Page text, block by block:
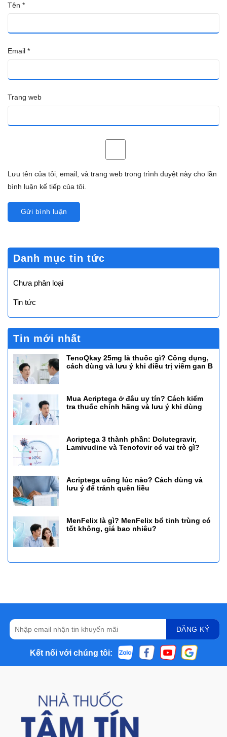
Tên *
Email *
Trang web
Lưu tên của tôi, email, và trang web trong trình duyệt này cho lần
bình luận kế tiếp của tôi.
Danh mục tin tức
Chưa phân loại
Tin tức
Tin mới nhất
TenoQkay 25mg là thuốc gì? Công dụng,
cách dùng và lưu ý khi điều trị viêm gan B
Mua Acriptega ở đâu uy tín? Cách kiểm
tra thuốc chính hãng và lưu ý khi dùng
Acriptega 3 thành phần: Dolutegravir,
Lamivudine và Tenofovir có vai trò gì?
Acriptega uống lúc nào? Cách dùng và
lưu ý để tránh quên liều
MenFelix là gì? MenFelix bổ tinh trùng có
tốt không, giá bao nhiêu?
Kết nối với chúng tôi: